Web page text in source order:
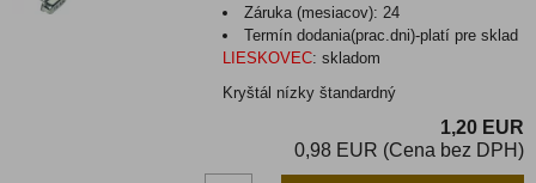
Záruka (mesiacov): 24
Termín dodania(prac.dni)-platí pre sklad
LIESKOVEC: skladom
Kryštál nízky štandardný
1,20 EUR
0,98 EUR (Cena bez DPH)